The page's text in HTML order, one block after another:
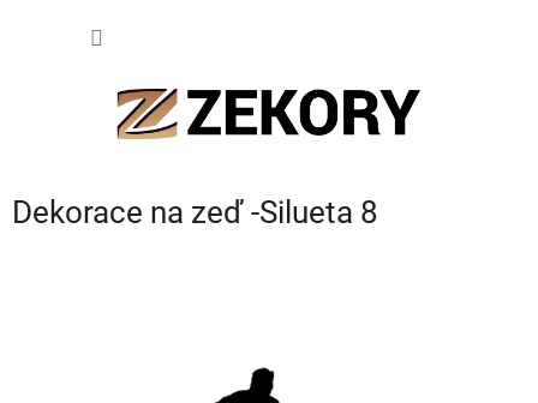
Dekorace na zeď -Silueta 8